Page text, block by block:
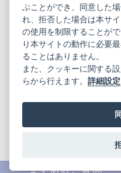
コーポレート
サイト
ニュースレター
お問い合わせ
プライバシーポリシー
ご利用規約
© 2019
ぶことができ、同意した
れ、拒否した場合は本サ
の使用を制限することが
り本サイトの動作に必要
ることはありません。
また、クッキーに関する
らから行えます。詳細設定